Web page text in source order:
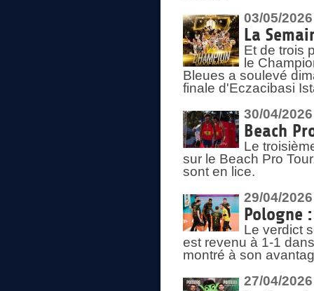
03/05/2026
La
Et de trois
le
Bleues a soulevé
finale d'Eczacibasi
30/04/2026
Beach
Le
sur le Beach Pro
sont en lice.
29/04/2026
Pologne
Le verdict
est revenu à 1-1
montré à son
27/04/2026